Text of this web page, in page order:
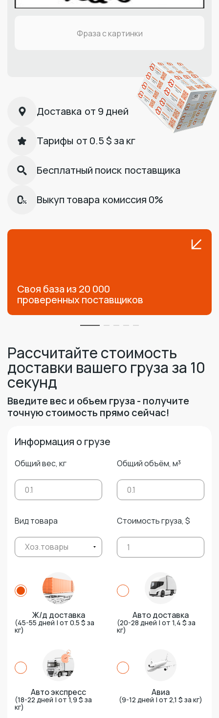
Доставка от 9 дней
Тарифы от 0.5 $ за кг
Бесплатный поиск поставщика
Выкуп товара комиссия 0%
Своя база из 20 000
проверенных поставщиков
Рассчитайте стоимость
доставки вашего груза за 10
секунд
Введите вес и объем груза - получите
точную стоимость прямо сейчас!
Информация о грузе
Общий вес, кг Общий объём, м³
Вид товара
Хоз.товары
Стоимость груза, $
Ж/д доставка
(45-55 дней | от 0.5 $ за
кг)
Авто доставка
(20-28 дней | от 1,4 $ за
кг)
Авто экспресс
(18-22 дней | от 1,9 $ за
кг)
Авиа
(9-12 дней | от 2,1 $ за кг)